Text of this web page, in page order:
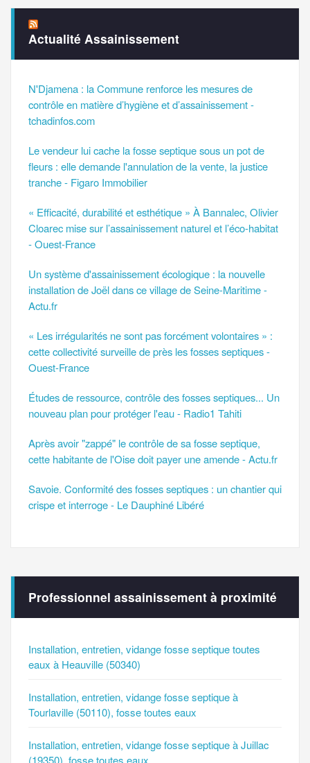
Actualité Assainissement
N'Djamena : la Commune renforce les mesures de
contrôle en matière d’hygiène et d’assainissement -
tchadinfos.com
Le vendeur lui cache la fosse septique sous un pot de
fleurs : elle demande l'annulation de la vente, la justice
tranche - Figaro Immobilier
« Efficacité, durabilité et esthétique » À Bannalec, Olivier
Cloarec mise sur l’assainissement naturel et l’éco-habitat
- Ouest-France
Un système d'assainissement écologique : la nouvelle
installation de Joël dans ce village de Seine-Maritime -
Actu.fr
« Les irrégularités ne sont pas forcément volontaires » :
cette collectivité surveille de près les fosses septiques -
Ouest-France
Études de ressource, contrôle des fosses septiques... Un
nouveau plan pour protéger l'eau - Radio1 Tahiti
Après avoir "zappé" le contrôle de sa fosse septique,
cette habitante de l'Oise doit payer une amende - Actu.fr
Savoie. Conformité des fosses septiques : un chantier qui
crispe et interroge - Le Dauphiné Libéré
Professionnel assainissement à proximité
Installation, entretien, vidange fosse septique toutes
eaux à Heauville (50340)
Installation, entretien, vidange fosse septique à
Tourlaville (50110), fosse toutes eaux
Installation, entretien, vidange fosse septique à Juillac